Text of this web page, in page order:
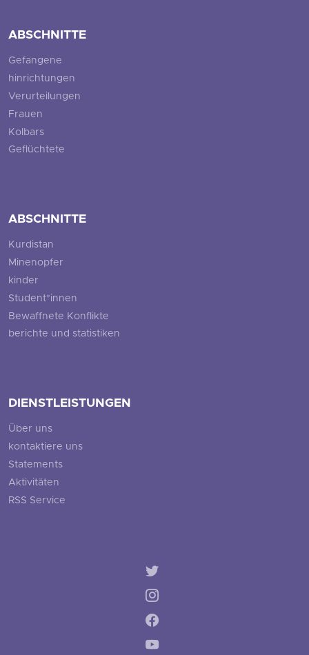
ABSCHNITTE
Gefangene
hinrichtungen
Verurteilungen
Frauen
Kolbars
Geflüchtete
ABSCHNITTE
Kurdistan
Minenopfer
kinder
Student*innen
Bewaffnete Konflikte
berichte und statistiken
DIENSTLEISTUNGEN
Über uns
kontaktiere uns
Statements
Aktivitäten
RSS Service